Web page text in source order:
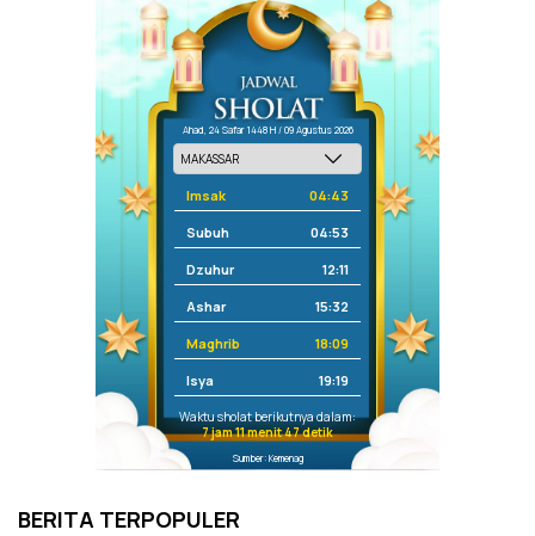
Ahad, 24 Safar 1448 H / 09 Agustus 2026
Imsak 04:43
Subuh 04:53
Dzuhur 12:11
Ashar 15:32
Maghrib 18:09
Isya 19:19
Waktu sholat berikutnya dalam:
7 jam 11 menit 47 detik
Sumber: Kemenag
BERITA TERPOPULER